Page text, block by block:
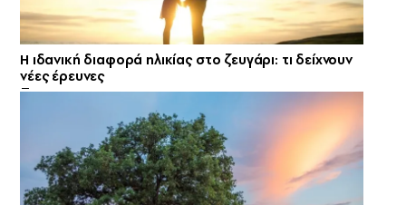
Η ιδανική διαφορά ηλικίας στο ζευγάρι: τι δείχνουν
νέες έρευνες